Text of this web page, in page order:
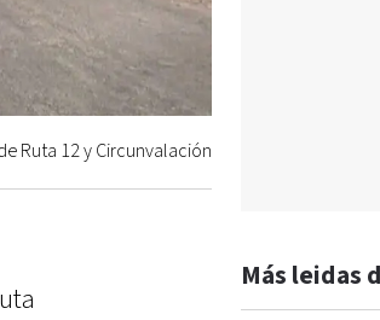
Ruta 12 y Circunvalación
Más leidas